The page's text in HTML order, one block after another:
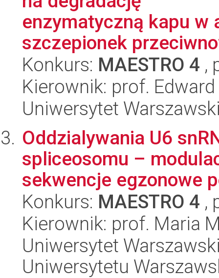
enzymatyczną kapu w
szczepionek
Konkurs: MAESTRO 4 ,
Kierownik: prof.
Uniwersytet
Oddzialywania U6
spliceosomu –
sekwencje egzonowe
Konkurs: MAESTRO 4 ,
Kierownik: prof. Maria
Uniwersytet
Uniwersytetu